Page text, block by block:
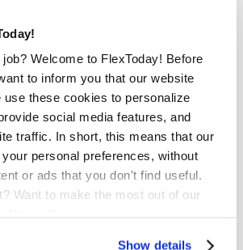
Welcome to FlexToday! Before
to inform you that our website
these cookies to personalize
social media features, and
traffic. In short, this means that our
personal preferences, without
or ads that you don't find useful.
Want to make the most out of our
Show details
blijven?
social media.
bericht